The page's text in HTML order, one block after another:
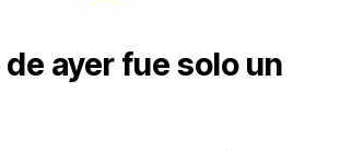
ayer fue solo un